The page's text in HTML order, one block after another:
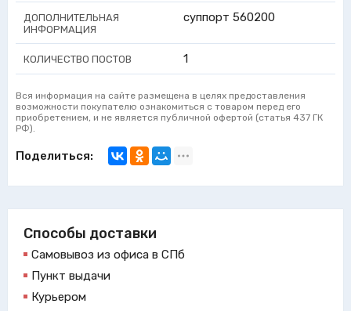
ДОПОЛНИТЕЛЬНАЯ
ИНФОРМАЦИЯ
суппорт 560200
КОЛИЧЕСТВО ПОСТОВ 1
Вся информация на сайте размещена в целях предоставления
возможности покупателю ознакомиться с товаром перед его
приобретением, и не является публичной офертой (статья 437 ГК
РФ).
Поделиться:
Способы доставки
Самовывоз из офиса в СПб
Пункт выдачи
Курьером